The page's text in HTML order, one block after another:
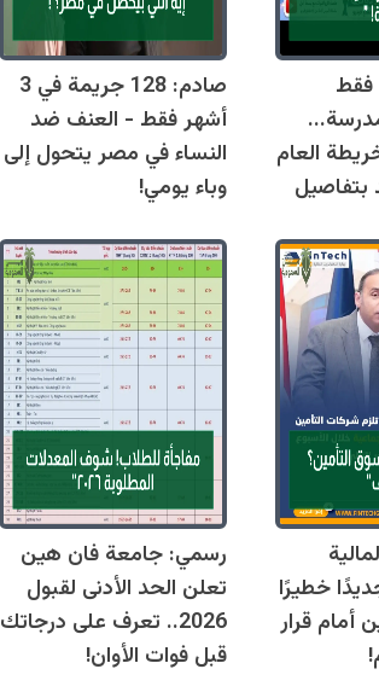
فقط
العام
بتفاصيل
صادم: 128 جريمة في 3
أشهر فقط - العنف ضد
النساء في مصر يتحول إلى
وباء يومي!
خطيرًا
أمام قرار
رسمي: جامعة فان هين
تعلن الحد الأدنى لقبول
2026.. تعرف على درجاتك
قبل فوات الأوان!